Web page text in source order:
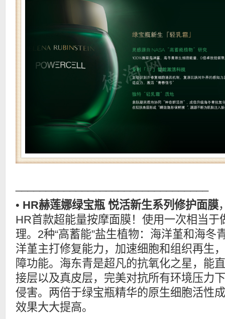
• HR赫莲娜绿宝瓶 悦活新生系列修护面膜
HR首款超能量按摩面膜！使用一次相当于
理。2种“高蓄能”盐生植物：海洋堇和海冬
洋堇主打修复能力，加速细胞和组织再生
障功能。海东青是超凡的抗氧化之星，能
接层以及真皮层，完美对抗所有环境压力
侵害。两倍于绿宝瓶精华的原生细胞活性
效果大大提高。